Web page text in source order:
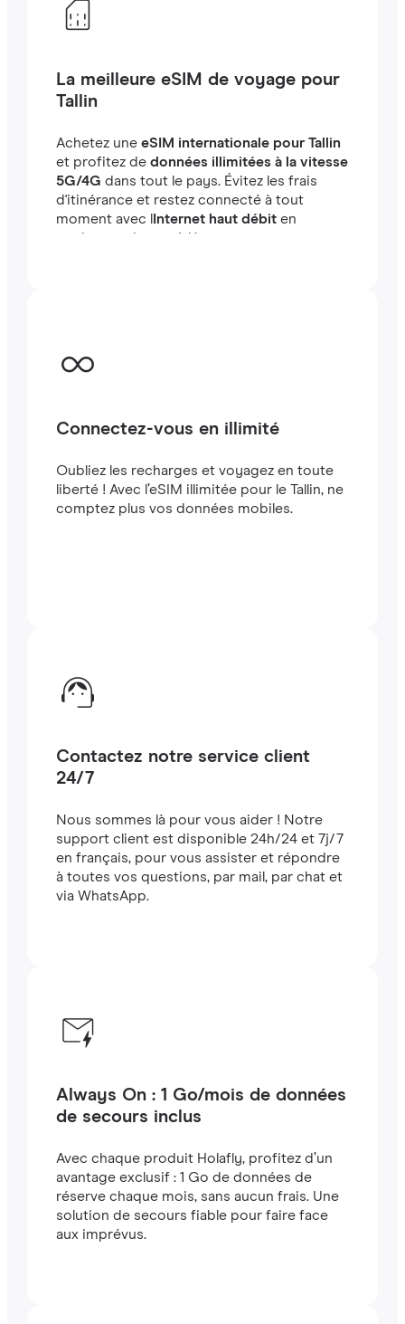
La meilleure eSIM de voyage pour
Tallin
Achetez une eSIM internationale pour Tallin
et profitez de données illimitées à la vitesse
5G/4G dans tout le pays. Évitez les frais
d'itinérance et restez connecté à tout
moment avec l
Internet haut débiten
quelques minutes à létranger, que vous
Connectez-vous en illimité
Oubliez les recharges et voyagez en toute
liberté ! Avec l’eSIM illimitée pour le Tallin, ne
comptez plus vos données mobiles.
Contactez notre service client
24/7
Nous sommes là pour vous aider ! Notre
support client est disponible 24h/24 et 7j/7
en français, pour vous assister et répondre
à toutes vos questions, par mail, par chat et
via WhatsApp.
Always On : 1 Go/mois de données
de secours inclus
Avec chaque produit Holafly, profitez d’un
avantage exclusif : 1 Go de données de
réserve chaque mois, sans aucun frais. Une
solution de secours fiable pour faire face
aux imprévus.